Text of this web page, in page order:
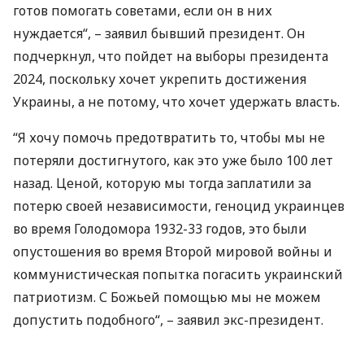
готов помогать советами, если он в них
нуждается“, – заявил бывший президент. Он
подчеркнул, что пойдет на выборы президента
2024, поскольку хочет укрепить достижения
Украины, а не потому, что хочет удержать власть.
“Я хочу помочь предотвратить то, чтобы мы не
потеряли достигнутого, как это уже было 100 лет
назад. Ценой, которую мы тогда заплатили за
потерю своей независимости, геноцид украинцев
во время Голодомора 1932-33 годов, это были
опустошения во время Второй мировой войны и
коммунистическая попытка погасить украинский
патриотизм. С Божьей помощью мы не можем
допустить подобного“, – заявил экс-президент.